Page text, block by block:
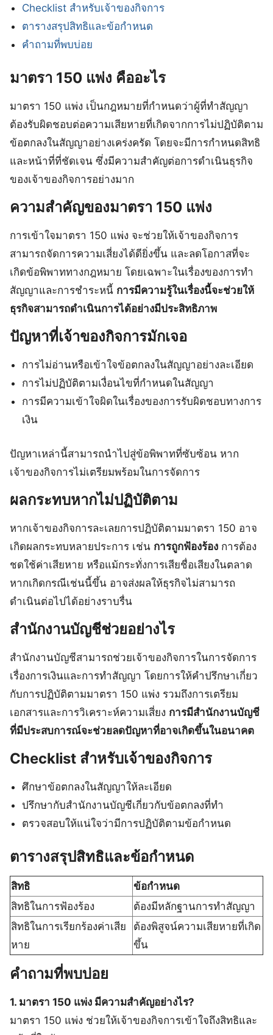
Checklist สำหรับเจ้าของกิจการ
ตารางสรุปสิทธิและข้อกำหนด
คำถามที่พบบ่อย
มาตรา 150 แพ่ง คืออะไร
มาตรา 150 แพ่ง เป็นกฎหมายที่กำหนดว่าผู้ที่ทำสัญญา
ต้องรับผิดชอบต่อความเสียหายที่เกิดจากการไม่ปฏิบัติตาม
ข้อตกลงในสัญญาอย่างเคร่งครัด โดยจะมีการกำหนดสิทธิ
และหน้าที่ที่ชัดเจน ซึ่งมีความสำคัญต่อการดำเนินธุรกิจ
ของเจ้าของกิจการอย่างมาก
ความสำคัญของมาตรา 150 แพ่ง
การเข้าใจมาตรา 150 แพ่ง จะช่วยให้เจ้าของกิจการ
สามารถจัดการความเสี่ยงได้ดียิ่งขึ้น และลดโอกาสที่จะ
เกิดข้อพิพาททางกฎหมาย โดยเฉพาะในเรื่องของการทำ
สัญญาและการชำระหนี้ การมีความรู้ในเรื่องนี้จะช่วยให้
ธุรกิจสามารถดำเนินการได้อย่างมีประสิทธิภาพ
ปัญหาที่เจ้าของกิจการมักเจอ
การไม่อ่านหรือเข้าใจข้อตกลงในสัญญาอย่างละเอียด
การไม่ปฏิบัติตามเงื่อนไขที่กำหนดในสัญญา
การมีความเข้าใจผิดในเรื่องของการรับผิดชอบทางการ
เงิน
ปัญหาเหล่านี้สามารถนำไปสู่ข้อพิพาทที่ซับซ้อน หาก
เจ้าของกิจการไม่เตรียมพร้อมในการจัดการ
ผลกระทบหากไม่ปฏิบัติตาม
หากเจ้าของกิจการละเลยการปฏิบัติตามมาตรา 150 อาจ
เกิดผลกระทบหลายประการ เช่น การถูกฟ้องร้อง การต้อง
ชดใช้ค่าเสียหาย หรือแม้กระทั่งการเสียชื่อเสียงในตลาด
หากเกิดกรณีเช่นนี้ขึ้น อาจส่งผลให้ธุรกิจไม่สามารถ
ดำเนินต่อไปได้อย่างราบรื่น
สำนักงานบัญชีช่วยอย่างไร
สำนักงานบัญชีสามารถช่วยเจ้าของกิจการในการจัดการ
เรื่องการเงินและการทำสัญญา โดยการให้คำปรึกษาเกี่ยว
กับการปฏิบัติตามมาตรา 150 แพ่ง รวมถึงการเตรียม
เอกสารและการวิเคราะห์ความเสี่ยง การมีสำนักงานบัญชี
ที่มีประสบการณ์จะช่วยลดปัญหาที่อาจเกิดขึ้นในอนาคต
Checklist สำหรับเจ้าของกิจการ
ศึกษาข้อตกลงในสัญญาให้ละเอียด
ปรึกษากับสำนักงานบัญชีเกี่ยวกับข้อตกลงที่ทำ
ตรวจสอบให้แน่ใจว่ามีการปฏิบัติตามข้อกำหนด
ตารางสรุปสิทธิและข้อกำหนด
สิทธิ
ข้อกำหนด
สิทธิในการฟ้องร้อง
ต้องมีหลักฐานการทำสัญญา
สิทธิในการเรียกร้องค่าเสีย
หาย
ต้องพิสูจน์ความเสียหายที่เกิด
ขึ้น
คำถามที่พบบ่อย
1. มาตรา 150 แพ่ง มีความสำคัญอย่างไร?
มาตรา 150 แพ่ง ช่วยให้เจ้าของกิจการเข้าใจถึงสิทธิและ